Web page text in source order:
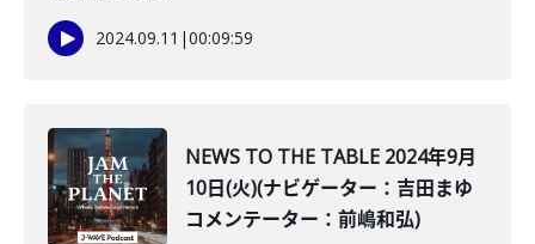
2024.09.11 |00:09:59
NEWS TO THE TABLE 2024年9月
10日(火)(ナビゲーター：吉田まゆ
コメンテーター：前嶋和弘)